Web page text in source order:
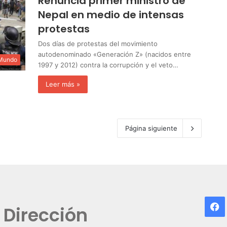
Nepal en medio de intensas
protestas
Dos días de protestas del movimiento
autodenominado «Generación Z» (nacidos entre
1997 y 2012) contra la corrupción y el veto…
Leer más »
Página siguiente
Dirección